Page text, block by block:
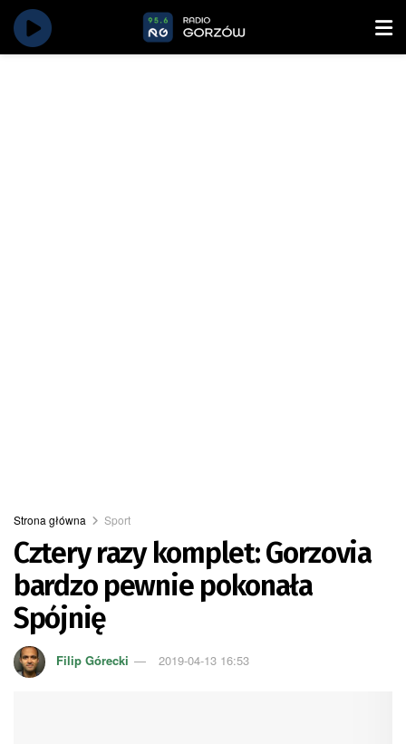
Strona główna Sport
Cztery razy komplet: Gorzovia
bardzo pewnie pokonała
Spójnię
Filip Górecki 2019-04-13 16:53